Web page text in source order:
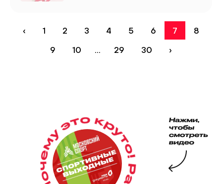
‹ 1 2 3 4 5 6 7
8
9
10 ... 29 30 ›